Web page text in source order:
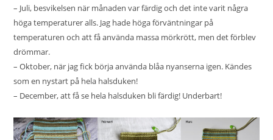
– Juli, besvikelsen när månaden var färdig och det inte varit några
höga temperaturer alls. Jag hade höga förväntningar på
temperaturen och att få använda massa mörkrött, men det förblev
drömmar.
– Oktober, när jag fick börja använda blåa nyanserna igen. Kändes
som en nystart på hela halsduken!
– December, att få se hela halsduken bli färdig! Underbart!